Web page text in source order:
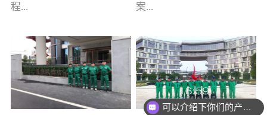
自动化生产设备和成熟的
选择源头源材料、严控产
品质量，我们每一批的生
产产品都经过严格的质检
程序；生产车间为优吸总
部和全国分支机构生产光
空气治理项目顺利启航，
程...
案例【深圳安居乐寓】室
内空气治理项目深圳安居
乐寓 深圳市安居乐寓
为深圳安居集团旗下城...
案...
例(学校工装节选)广州南沙
小学(珠江湾校区)项目地
址：广州市南沙区海滨路
南沙珠江湾江门市蓬江区可以介绍下你们的产品么